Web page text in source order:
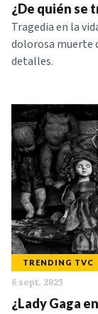
¿De quién se
Tragedia en la
dolorosa muerte
detalles.
TRENDING TVC
6 sept. 2025
¿Lady Gaga